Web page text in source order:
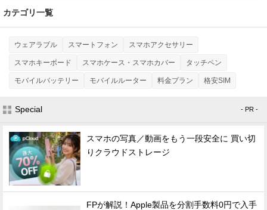
カテゴリ一覧
ウェアラブル スマートフォン スマホアクセサリー
スマホキーボード スマホケース・スマホカバー タッチペン
モバイルバッテリー モバイルルーター 料金プラン 格安SIM
Special - PR -
スマホの写真／動画をもう一段安全に 買い切
りクラウドストレージ
FPが解説！Apple製品を分割手数料0円で入手